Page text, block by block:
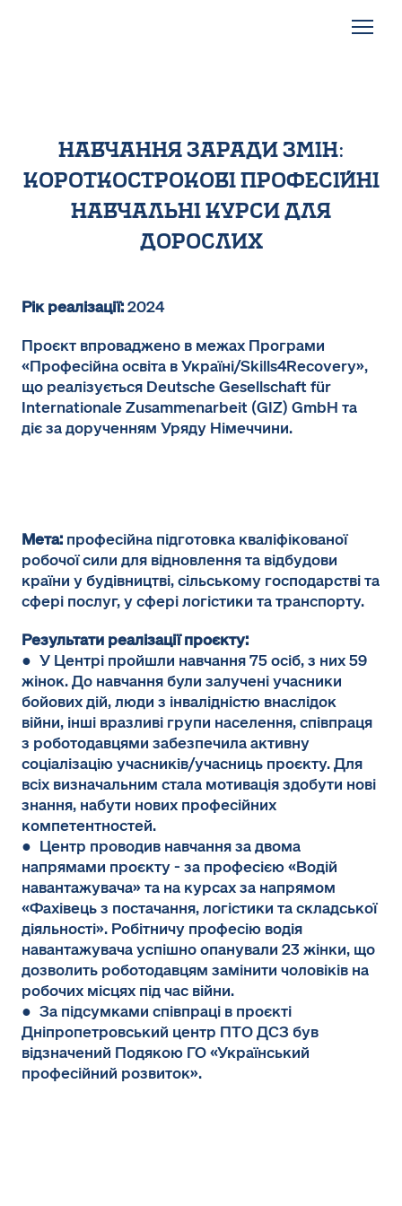
навчання заради змін:
короткострокові професійні
навчальні курси для
дорослих
Рік реалізації:2024
Проєкт впроваджено в межах Програми
«Професійна освіта в Україні/Skills4Recovery»,
що реалізується Deutsche Gesellschaft für
Internationale Zusammenarbeit (GIZ) GmbH та
діє за дорученням Уряду Німеччини.
Мета: професійна підготовка кваліфікованої
робочої сили для відновлення та відбудови
країни у будівництві, сільському господарстві та
сфері послуг, у сфері логістики та транспорту.
Результати реалізації проєкту:
● У Центрі пройшли навчання 75 осіб, з них 59
жінок. До навчання були залучені учасники
бойових дій, люди з інвалідністю внаслідок
війни, інші вразливі групи населення, співпраця
з роботодавцями забезпечила активну
соціалізацію учасників/учасниць проєкту. Для
всіх визначальним стала мотивація здобути нові
знання, набути нових професійних
компетентностей.
● Центр проводив навчання за двома
напрямами проєкту - за професією «Водій
навантажувача» та на курсах за напрямом
«Фахівець з постачання, логістики та складської
діяльності». Робітничу професію водія
навантажувача успішно опанували 23 жінки, що
дозволить роботодавцям замінити чоловіків на
робочих місцях під час війни.
● За підсумками співпраці в проєкті
Дніпропетровський центр ПТО ДСЗ був
відзначений Подякою ГО «Український
професійний розвиток».